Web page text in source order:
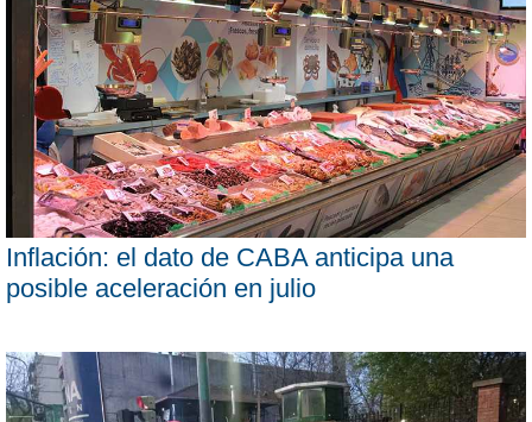
Inflación: el dato de CABA anticipa una
posible aceleración en julio